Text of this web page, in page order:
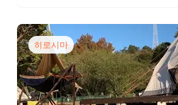
히로시마